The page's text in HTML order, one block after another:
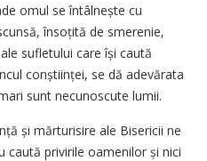
omul se întâlnește cu
însoțită de smerenie,
sufletului care își caută
conștiinței, se dă adevărata
sunt necunoscute lumii.
și mărturisire ale Bisericii ne
caută privirile oamenilor și nici